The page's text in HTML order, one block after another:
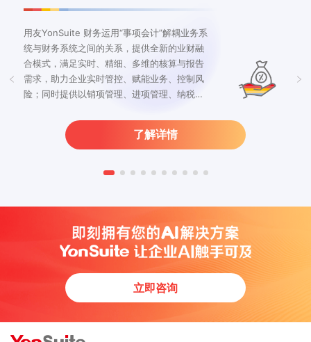
用友YonSuite 财务运用“事项会计”解耦业务系
统与财务系统之间的关系，提供全新的业财融
合模式，满足实时、精细、多维的核算与报告
需求，助力企业实时管控、赋能业务、控制风
险；同时提供以销项管理、进项管理、纳税申
中所有涉税环节场景服务。
了解详情
立即咨询